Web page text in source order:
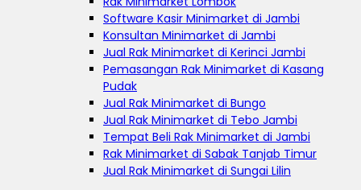
Software Kasir Minimarket di Jambi
Konsultan Minimarket di Jambi
Jual Rak Minimarket di Kerinci Jambi
Pemasangan Rak Minimarket di Kasang
Pudak
Jual Rak Minimarket di Bungo
Jual Rak Minimarket di Tebo Jambi
Tempat Beli Rak Minimarket di Jambi
Rak Minimarket di Sabak Tanjab Timur
Jual Rak Minimarket di Sungai Lilin